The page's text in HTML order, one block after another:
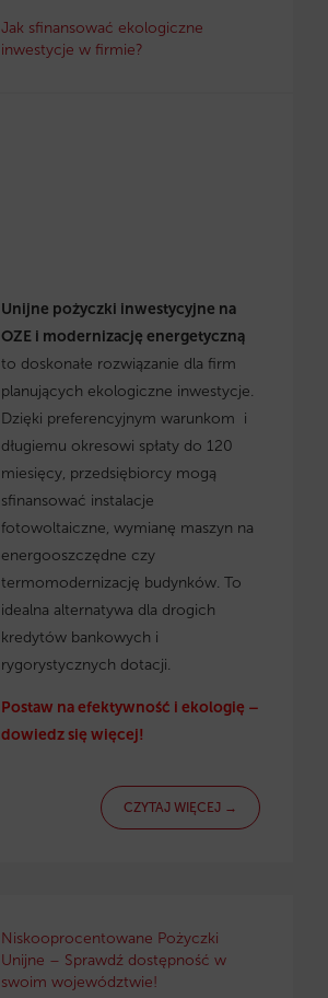
Jak sfinansować ekologiczne
inwestycje w firmie?
Unijne pożyczki inwestycyjne na
OZE i modernizację energetyczną
to doskonałe rozwiązanie dla firm
planujących ekologiczne inwestycje.
Dzięki preferencyjnym warunkom i
długiemu okresowi spłaty do 120
miesięcy, przedsiębiorcy mogą
sfinansować instalacje
fotowoltaiczne, wymianę maszyn na
energooszczędne czy
termomodernizację budynków. To
idealna alternatywa dla drogich
kredytów bankowych i
rygorystycznych dotacji.
Postaw na efektywność i ekologię –
dowiedz się więcej!
CZYTAJ WIĘCEJ →
Niskooprocentowane Pożyczki
Unijne – Sprawdź dostępność w
swoim województwie!